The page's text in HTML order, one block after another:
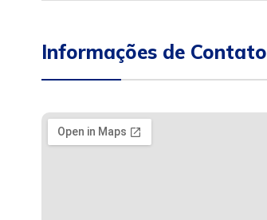
Informações de Contato